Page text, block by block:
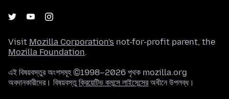
Visit Mozilla Corporation's not-for-profit parent, the
Mozilla Foundation.
এই বিষয়বস্তুর অংশসমূহ ©1998–2026 পৃথক mozilla.org
অবদানকারীদের। বিষয়বস্তুক্রিয়েটিভ কমন্সে লাইসেন্সেরঅধীনে উপলব্ধ।